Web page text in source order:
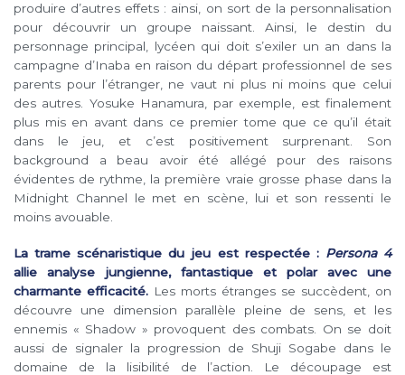
produire d’autres effets : ainsi, on sort de la personnalisation
pour découvrir un groupe naissant. Ainsi, le destin du
personnage principal, lycéen qui doit s’exiler un an dans la
campagne d’Inaba en raison du départ professionnel de ses
parents pour l’étranger, ne vaut ni plus ni moins que celui
des autres. Yosuke Hanamura, par exemple, est finalement
plus mis en avant dans ce premier tome que ce qu’il était
dans le jeu, et c’est positivement surprenant. Son
background a beau avoir été allégé pour des raisons
évidentes de rythme, la première vraie grosse phase dans la
Midnight Channel le met en scène, lui et son ressenti le
moins avouable.
La trame scénaristique du jeu est respectée : Persona 4
allie analyse jungienne, fantastique et polar avec une
charmante efficacité. Les morts étranges se succèdent, on
découvre une dimension parallèle pleine de sens, et les
ennemis « Shadow » provoquent des combats. On se doit
aussi de signaler la progression de Shuji Sogabe dans le
domaine de la lisibilité de l’action. Le découpage est